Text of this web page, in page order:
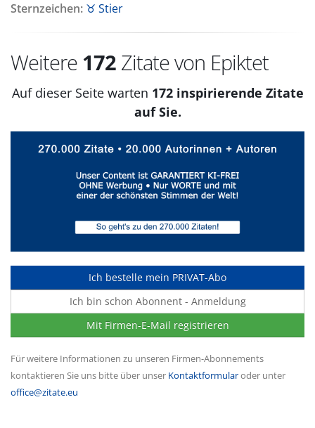
Sternzeichen: ♉ Stier
Weitere 172 Zitate von Epiktet
Auf dieser Seite warten 172 inspirierende Zitate
auf Sie.
Ich bestelle mein PRIVAT-Abo
Ich bin schon Abonnent - Anmeldung
Mit Firmen-E-Mail registrieren
Für weitere Informationen zu unseren Firmen-Abonnements
kontaktieren Sie uns bitte über unser Kontaktformularoder unter
office@zitate.eu